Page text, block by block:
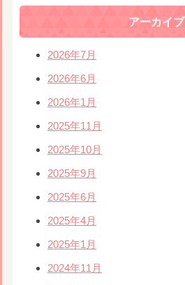
アーカイブ
2026年7月
2026年6月
2026年1月
2025年11月
2025年10月
2025年9月
2025年6月
2025年4月
2025年1月
2024年11月